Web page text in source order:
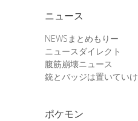
ニュース
NEWSまとめもりー
ニュースダイレクト
腹筋崩壊ニュース
銃とバッジは置いていけ
ポケモン